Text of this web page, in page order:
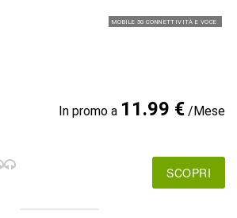
MOBILE 5G CONNETTIVITÀ E VOCE
In promo a 11.99 €/Mese
SCOPRI